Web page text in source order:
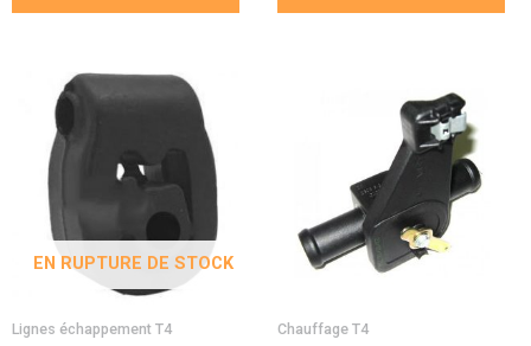
EN RUPTURE DE STOCK
Lignes échappement T4 Chauffage T4